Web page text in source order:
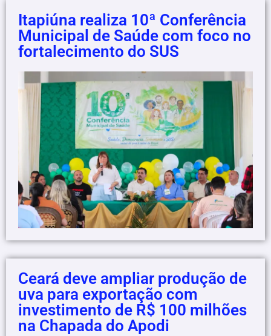
Itapiúna realiza 10ª Conferência
Municipal de Saúde com foco no
fortalecimento do SUS
Ceará deve ampliar produção de
uva para exportação com
investimento de R$ 100 milhões
na Chapada do Apodi